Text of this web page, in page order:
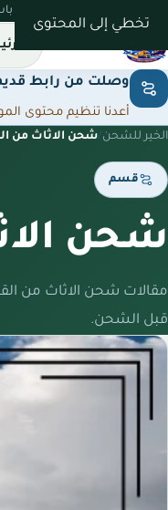
تخطي إلى المحتوى
نستلم من بيتك ونسلّم على
وصلت من رابط
أعدنا تنظيم محتوى
الخير للشحن/شحن الاثاث من
قسم
شحن
مقالات شحن الاثاث من
قبل الشحن.